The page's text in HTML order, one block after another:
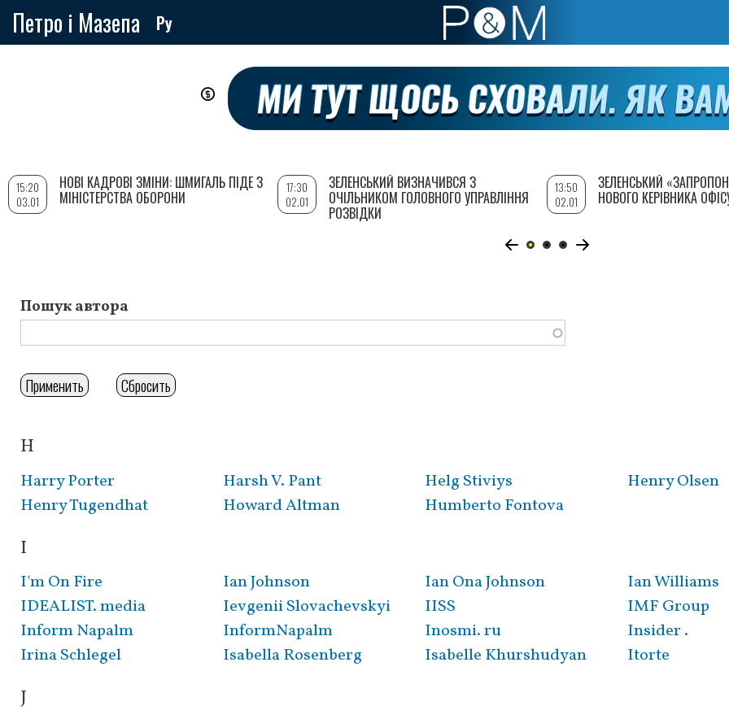
Петро і Мазепа Ру
Пошук автора
H
Harry Porter Harsh V. Pant Helg Stiviys
Henry Olsen
Henry Tugendhat
Howard Altman Humberto Fontova
I
I'm On Fire Ian Johnson Ian Ona Johnson
Ian Williams
IDEALIST. media
Ievgenii Slovachevskyi IISS
IMF Group
Inform Napalm
InformNapalm Inosmi. ru
Insider .
Irina Schlegel
Isabella Rosenberg Isabelle Khurshudyan Itorte
J
Розбивка
на
сторінки
15:20
03.01
НОВІ КАДРОВІ ЗМІНИ: ШМИГАЛЬ ПІДЕ З
МІНІСТЕРСТВА ОБОРОНИ
17:30
02.01
ЗЕЛЕНСЬКИЙ ВИЗНАЧИВСЯ З
ОЧІЛЬНИКОМ ГОЛОВНОГО УПРАВЛІННЯ
РОЗВІДКИ
13:50
02.01
ЗЕЛЕНСЬКИЙ
НОВОГО КЕРІВНИКА